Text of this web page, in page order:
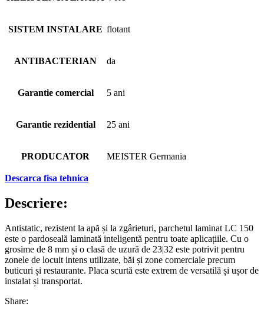
SISTEM INSTALARE flotant
ANTIBACTERIAN da
Garantie comercial 5 ani
Garantie rezidential 25 ani
PRODUCATOR MEISTER Germania
Descarca fisa tehnica
Descriere:
Antistatic, rezistent la apă și la zgârieturi, parchetul laminat LC 150
este o pardoseală laminată inteligentă pentru toate aplicațiile. Cu o
grosime de 8 mm și o clasă de uzură de 23|32 este potrivit pentru
zonele de locuit intens utilizate, băi și zone comerciale precum
buticuri și restaurante. Placa scurtă este extrem de versatilă și ușor de
instalat și transportat.
Share: